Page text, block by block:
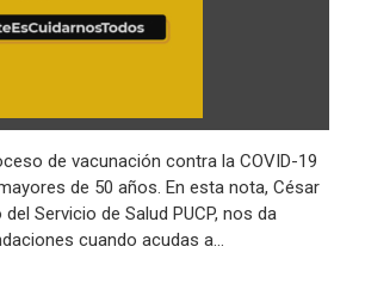
de vacunación contra la COVID-19
de 50 años. En esta nota, César
Servicio de Salud PUCP, nos da
cuando acudas a…